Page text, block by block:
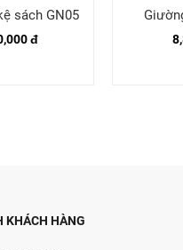
sách GN05
đ
KHÁCH HÀNG